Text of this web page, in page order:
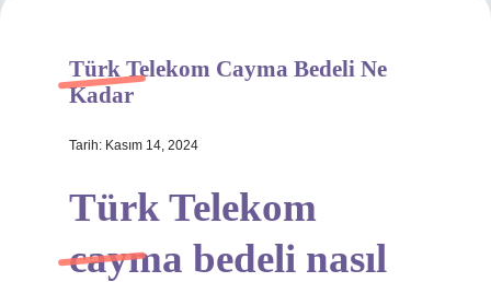
Hakkımızda
Türk Telekom Cayma Bedeli Ne
Kadar
Tarih: Kasım 14, 2024
Türk Telekom
cayma bedeli nasıl